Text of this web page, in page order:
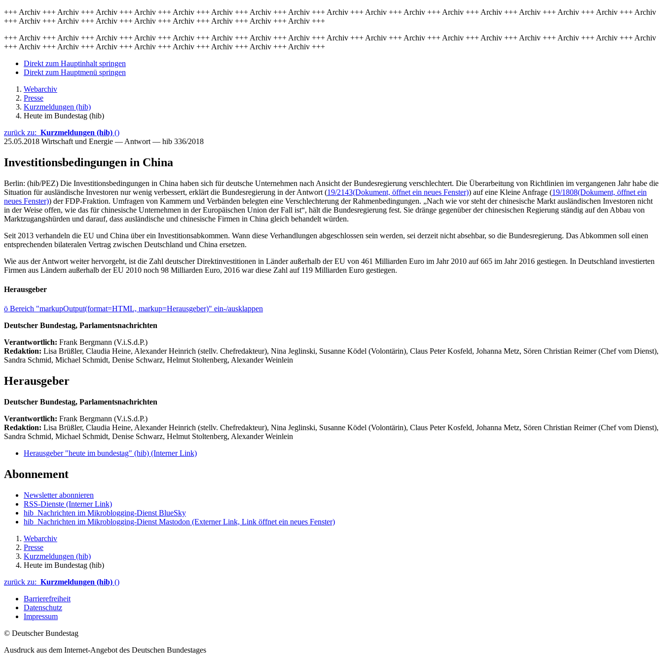
+++ Archiv +++ Archiv +++ Archiv +++ Archiv +++ Archiv +++ Archiv +++ Archiv +++ Archiv +++ Archiv +++ Archiv +++ Archiv +++ Archiv +++ Archiv +++ Archiv +++ Archiv +++ Archiv +++ Archiv
+++ Archiv +++ Archiv +++ Archiv +++ Archiv +++ Archiv +++ Archiv +++ Archiv +++ Archiv +++
+++ Archiv +++ Archiv +++ Archiv +++ Archiv +++ Archiv +++ Archiv +++ Archiv +++ Archiv +++ Archiv +++ Archiv +++ Archiv +++ Archiv +++ Archiv +++ Archiv +++ Archiv +++ Archiv +++ Archiv
+++ Archiv +++ Archiv +++ Archiv +++ Archiv +++ Archiv +++ Archiv +++ Archiv +++ Archiv +++
Direkt zum Hauptinhalt springen
Direkt zum Hauptmenü springen
Webarchiv
Presse
Kurzmeldungen (hib)
Heute im Bundestag (hib)
zurück zu: Kurzmeldungen (hib) ()
25.05.2018 Wirtschaft und Energie — Antwort — hib 336/2018
Investitionsbedingungen in China
Berlin: (hib/PEZ) Die Investitionsbedingungen in China haben sich für deutsche Unternehmen nach Ansicht der Bundesregierung verschlechtert. Die Überarbeitung von Richtlinien im vergangenen Jahr habe die
Situation für ausländische Investoren nur wenig verbessert, erklärt die Bundesregierung in der Antwort (19/2143(Dokument, öffnet ein neues Fenster)) auf eine Kleine Anfrage (19/1808(Dokument, öffnet ein
neues Fenster)) der FDP-Fraktion. Umfragen von Kammern und Verbänden belegten eine Verschlechterung der Rahmenbedingungen. „Nach wie vor steht der chinesische Markt ausländischen Investoren nicht
in der Weise offen, wie das für chinesische Unternehmen in der Europäischen Union der Fall ist“, hält die Bundesregierung fest. Sie dränge gegenüber der chinesischen Regierung ständig auf den Abbau von
Marktzugangshürden und darauf, dass ausländische und chinesische Firmen in China gleich behandelt würden.
Seit 2013 verhandeln die EU und China über ein Investitionsabkommen. Wann diese Verhandlungen abgeschlossen sein werden, sei derzeit nicht absehbar, so die Bundesregierung. Das Abkommen soll einen
entsprechenden bilateralen Vertrag zwischen Deutschland und China ersetzen.
Wie aus der Antwort weiter hervorgeht, ist die Zahl deutscher Direktinvestitionen in Länder außerhalb der EU von 461 Milliarden Euro im Jahr 2010 auf 665 im Jahr 2016 gestiegen. In Deutschland investierten
Firmen aus Ländern außerhalb der EU 2010 noch 98 Milliarden Euro, 2016 war diese Zahl auf 119 Milliarden Euro gestiegen.
Herausgeber
ö Bereich "markupOutput(format=HTML, markup=Herausgeber)" ein-/ausklappen
Deutscher Bundestag, Parlamentsnachrichten
Verantwortlich: Frank Bergmann (V.i.S.d.P.)
Redaktion: Lisa Brüßler, Claudia Heine, Alexander Heinrich (stellv. Chefredakteur), Nina Jeglinski, Susanne Ködel (Volontärin), Claus Peter Kosfeld, Johanna Metz, Sören Christian Reimer (Chef vom Dienst),
Sandra Schmid, Michael Schmidt, Denise Schwarz, Helmut Stoltenberg, Alexander Weinlein
Herausgeber
Deutscher Bundestag, Parlamentsnachrichten
Verantwortlich: Frank Bergmann (V.i.S.d.P.)
Redaktion: Lisa Brüßler, Claudia Heine, Alexander Heinrich (stellv. Chefredakteur), Nina Jeglinski, Susanne Ködel (Volontärin), Claus Peter Kosfeld, Johanna Metz, Sören Christian Reimer (Chef vom Dienst),
Sandra Schmid, Michael Schmidt, Denise Schwarz, Helmut Stoltenberg, Alexander Weinlein
Herausgeber "heute im bundestag" (hib) (Interner Link)
Abonnement
Newsletter abonnieren
RSS-Dienste (Interner Link)
hib_Nachrichten im Mikroblogging-Dienst BlueSky
hib_Nachrichten im Mikroblogging-Dienst Mastodon (Externer Link, Link öffnet ein neues Fenster)
Webarchiv
Presse
Kurzmeldungen (hib)
Heute im Bundestag (hib)
zurück zu: Kurzmeldungen (hib) ()
Barrierefreiheit
Datenschutz
Impressum
© Deutscher Bundestag
Ausdruck aus dem Internet-Angebot des Deutschen Bundestages